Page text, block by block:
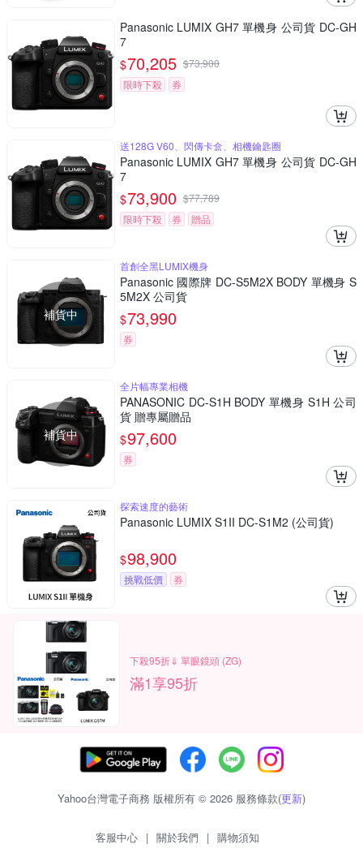
Panasonic LUMIX GH7 單機身 公司貨 DC-GH
7
$70,205 $73,900
限時下殺
券
送128G V60、閃傳卡盒、相機鑰匙圈
Panasonic LUMIX GH7 單機身 公司貨 DC-GH
7
$73,900 $77,789
限時下殺
券 贈品
補貨中
首創全黑LUMIX機身
Panasonic 國際牌 DC-S5M2X BODY 單機身 S
5M2X 公司貨
$73,990
券
補貨中
全片幅專業相機
PANASONIC DC-S1H BODY 單機身 S1H 公司
貨 贈專屬贈品
$97,600
券
探索速度的藝術
Panasonic LUMIX S1II DC-S1M2 (公司貨)
$98,900
挑戰低價 券
下殺95折⇓ 單眼鏡頭 (ZG)
滿1享95折
Yahoo台灣電子商務 版權所有 © 2026 服務條款(更新)
客服中心 | 關於我們 | 購物須知